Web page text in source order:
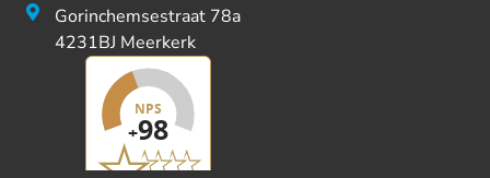
Gorinchemsestraat 78a
4231BJ Meerkerk